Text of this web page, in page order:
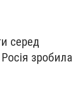
серед
зробила